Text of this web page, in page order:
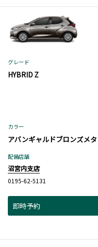
グレード
HYBRID Z
カラー
アバンギャルドブロンズメ
配備店舗
沼宮内支店
0195-62-5131
即時予約